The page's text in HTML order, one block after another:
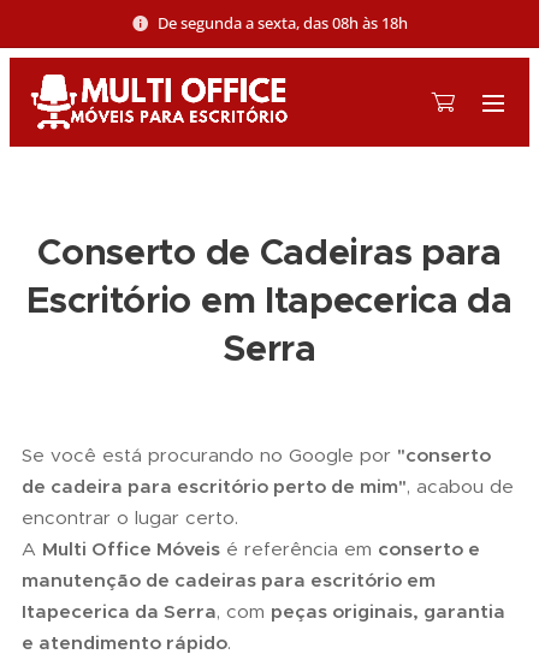
De segunda a sexta, das 08h às 18h
Conserto de Cadeiras para
Escritório em Itapecerica da
Serra
Se você está procurando no Google por "conserto
de cadeira para escritório perto de mim", acabou de
encontrar o lugar certo.
A Multi Office Móveis é referência em conserto e
manutenção de cadeiras para escritório em
Itapecerica da Serra, com peças originais, garantia
e atendimento rápido.